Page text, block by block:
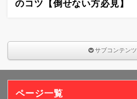
のコツ【倒せない方必見】
サブコンテンツ
ページ一覧